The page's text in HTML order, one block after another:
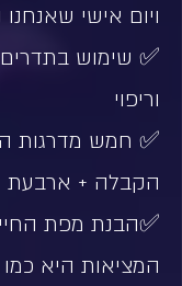
ויום אישי
✅ שימוש בתדרים
וריפוי
✅ חמש מדרגות
הקבלה + ארבעת
✅הבנת מפת
המציאות היא